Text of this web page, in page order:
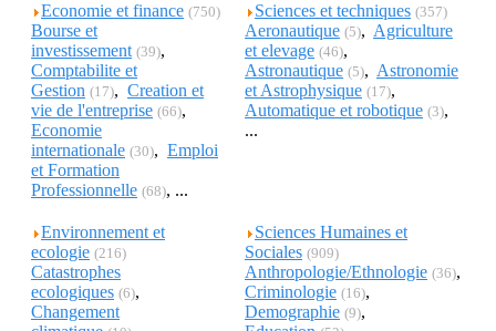
Economie et finance (750)
Bourse et
investissement (39),
Comptabilite et
Gestion (17), Creation et
vie de l'entreprise (66),
Economie
internationale (30), Emploi
et Formation
Professionnelle (68), ...
Sciences et techniques (357)
Aeronautique (5), Agriculture
et elevage (46),
Astronautique (5), Astronomie
et Astrophysique (17),
Automatique et robotique (3),
...
Environnement et
ecologie (216)
Catastrophes
ecologiques (6),
Changement
Sciences Humaines et
Sociales (909)
Anthropologie/Ethnologie (36),
Criminologie (16),
Demographie (9),